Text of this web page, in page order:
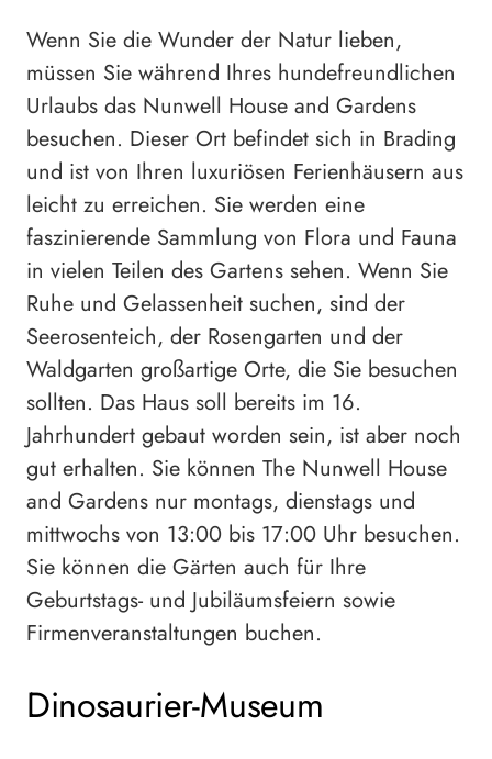
Wenn Sie die Wunder der Natur lieben,
müssen Sie während Ihres hundefreundlichen
Urlaubs das Nunwell House and Gardens
besuchen. Dieser Ort befindet sich in Brading
und ist von Ihren luxuriösen Ferienhäusern aus
leicht zu erreichen. Sie werden eine
faszinierende Sammlung von Flora und Fauna
in vielen Teilen des Gartens sehen. Wenn Sie
Ruhe und Gelassenheit suchen, sind der
Seerosenteich, der Rosengarten und der
Waldgarten großartige Orte, die Sie besuchen
sollten. Das Haus soll bereits im 16.
Jahrhundert gebaut worden sein, ist aber noch
gut erhalten. Sie können The Nunwell House
and Gardens nur montags, dienstags und
mittwochs von 13:00 bis 17:00 Uhr besuchen.
Sie können die Gärten auch für Ihre
Geburtstags- und Jubiläumsfeiern sowie
Firmenveranstaltungen buchen.
Dinosaurier-Museum